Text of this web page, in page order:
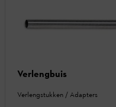
Verlengbuis
Verlengstukken / Adapters